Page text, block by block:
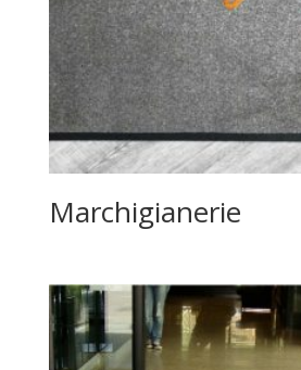
Marchigianerie